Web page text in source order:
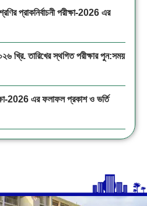
প্রাকনির্বাচনী পরীক্ষা-2026 এর
খ্রি. তারিখের স্থগিত পরীক্ষার পুন:সময়
2026 এর ফলাফল প্রকাশ ও ভর্তি